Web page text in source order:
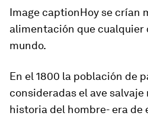
Image captionHoy se crían
alimentación que cualquier
mundo.
En el 1800 la población de
consideradas el ave salvaje
historia del hombre- era de